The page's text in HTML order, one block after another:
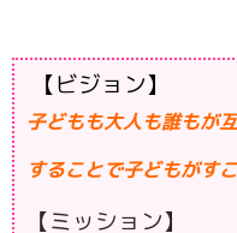
【ビジョン】
子どもも大人も誰もが
することで子どもがす
【ミッション】